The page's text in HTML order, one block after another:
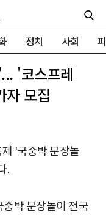
정치 사회
'코스프레
자 모집
'국중박 분장놀
.
박 분장놀이 전국